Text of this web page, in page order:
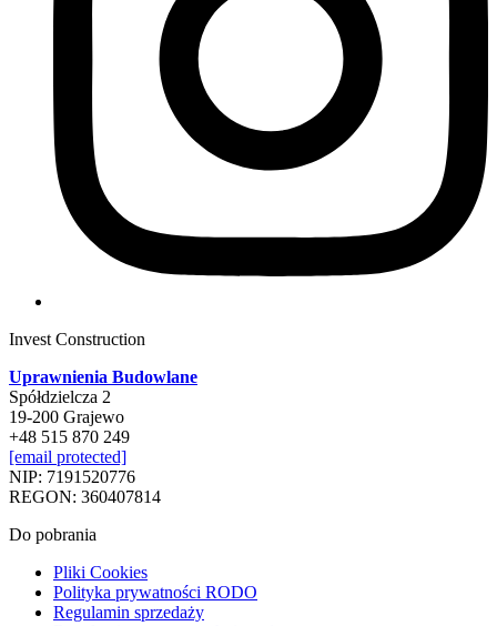
Invest Construction
Uprawnienia Budowlane
Spółdzielcza 2
19-200 Grajewo
+48 515 870 249
[email protected]
NIP: 7191520776
REGON: 360407814
Do pobrania
Pliki Cookies
Polityka prywatności RODO
Regulamin sprzedaży